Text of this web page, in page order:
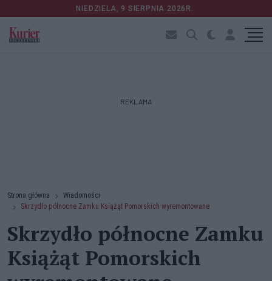
NIEDZIELA, 9 SIERPNIA 2026R.
REKLAMA
Strona główna
Wiadomości
Skrzydło północne Zamku Książąt Pomorskich wyremontowane
Skrzydło północne Zamku
Książąt Pomorskich